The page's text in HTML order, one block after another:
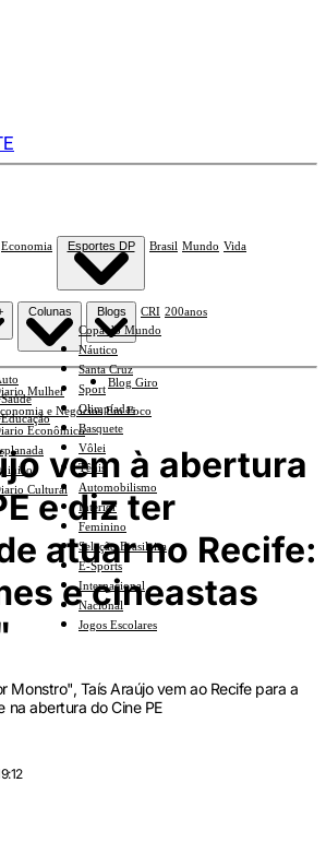
Economia Esportes DP
Copa do Mundo
Náutico
Santa Cruz
Sport
Olimpíadas
Basquete
Vôlei
Tênis
Automobilismo
Interior
Feminino
Seleção Brasileira
E-Sports
Internacional
Nacional
Jogos Escolares
Brasil Mundo Vida
Colunas
Mulher
e Negócios Em Foco
Econômico
Cultural
Blogs
Blog Giro
CRI 200anos
vem à abertura
e diz ter
atuar no Recife:
e cineastas
Monstro", Taís Araújo vem ao Recife para a
na abertura do Cine PE